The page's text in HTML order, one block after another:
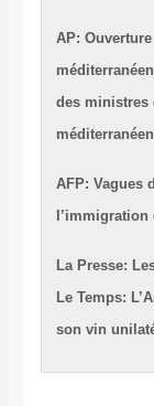
AP:
des ministres
AFP: Vagues
La Presse:
Le Temps:
son vin